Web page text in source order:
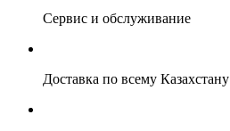
Сервис и обслуживание
Доставка по всему Казахстану